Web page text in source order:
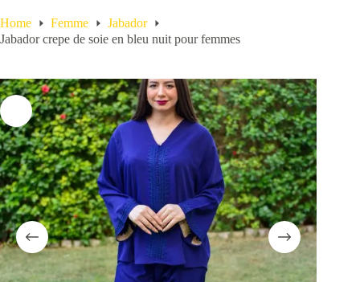
Home Femme
Jabador
Jabador crepe de soie en bleu nuit pour femmes